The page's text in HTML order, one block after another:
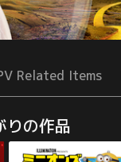
Related Items
りの作品